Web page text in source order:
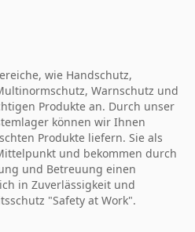
wie Handschutz,
Warnschutz und
Produkte an. Durch unser
können wir Ihnen
Produkte liefern. Sie als
und bekommen durch
und Betreuung einen
in Zuverlässigkeit und
"Safety at Work".